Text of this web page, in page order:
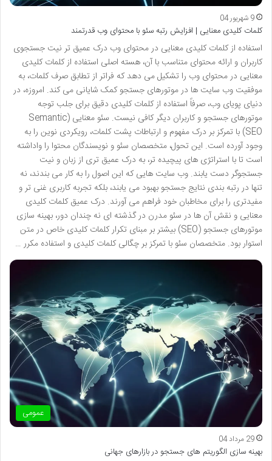
9 شهریور 04
کلمات کلیدی معنایی | افزایش رتبه سئو با محتوای وب قدرتمند
استفاده از کلمات کلیدی معنایی در محتوای وب درک عمیق تر نیت جستجوی
کاربران و ارائه محتوای متناسب با آن، هسته اصلی استفاده از کلمات کلیدی
معنایی در محتوای وب را تشکیل می دهد که فراتر از تطابق صرف کلمات، به
موفقیت وب سایت ها در موتورهای جستجو کمک شایانی می کند. امروزه، در
دنیای پویای وب، صرفاً استفاده از کلمات کلیدی دقیق برای جلب توجه
موتورهای جستجو و کاربران دیگر کافی نیست. سئو معنایی (Semantic
SEO) با تمرکز بر درک مفهوم و ارتباطات پشت کلمات، رویکردی نوین را به
وجود آورده است. این تحول، متخصصان سئو و نویسندگان محتوا را واداشته
است تا با استراتژی های پیچیده تر، به درک عمیق تری از زبان و نیت
جستجوگر دست یابند. وب سایت هایی که این اصول را به کار می بندند، نه
تنها در رتبه بندی نتایج جستجو بهبود می یابند، بلکه تجربه کاربری غنی تر و
مفیدتری را برای مخاطبان خود فراهم می آورند. درک عمیق کلمات کلیدی
معنایی و نقش آن ها در سئو مدرن در گذشته ای نه چندان دور، بهینه سازی
موتورهای جستجو (SEO) بیشتر بر مبنای تکرار کلمات کلیدی خاص در متن
استوار بود. متخصصان سئو با تمرکز بر چگالی کلمات کلیدی و استفاده مکرر …
عمومی
29 مرداد 04
بهینه سازی الگوریتم های جستجو در بازارهای جهانی